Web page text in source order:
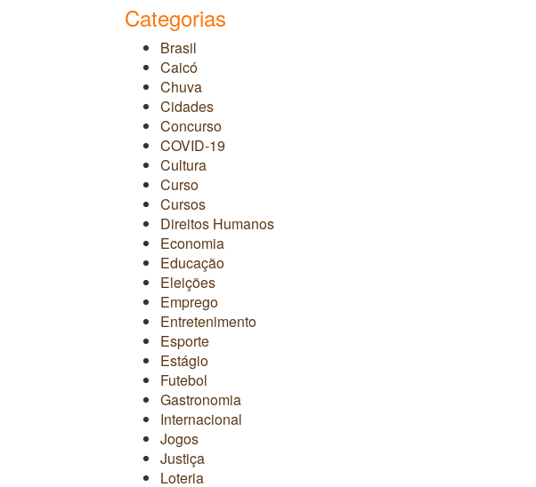
Categorias
Brasil
Caicó
Chuva
Cidades
Concurso
COVID-19
Cultura
Curso
Cursos
Direitos Humanos
Economia
Educação
Eleições
Emprego
Entretenimento
Esporte
Estágio
Futebol
Gastronomia
Internacional
Jogos
Justiça
Loteria